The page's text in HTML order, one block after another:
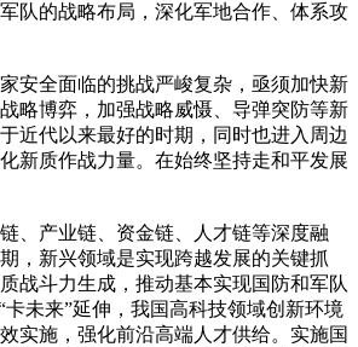
队的战略布局，深化军地合作、体系攻
安全面临的挑战严峻复杂，亟须加快新
略博弈，加强战略威慑、导弹突防等新
近代以来最好的时期，同时也进入周边
新质作战力量。在始终坚持走和平发展
、产业链、资金链、人才链等深度融
，新兴领域是实现跨越发展的关键抓
战斗力生成，推动基本实现国防和军队
未来”延伸，我国高科技领域创新环境
实施，强化前沿高端人才供给。实施国